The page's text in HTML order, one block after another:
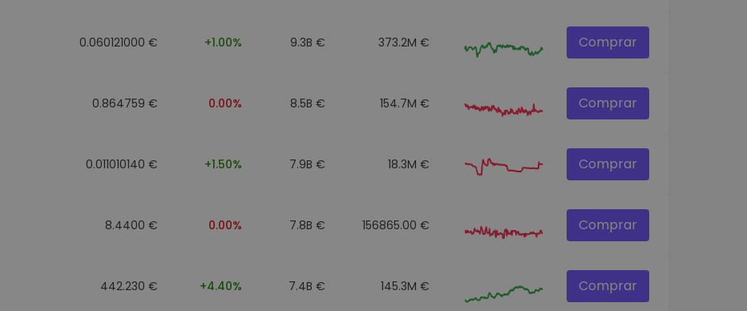
0.060121000 € +1.00% 9.3B € 373.2M € Comprar
0.864759 € 0.00% 8.5B € 154.7M € Comprar
0.011010140 € +1.50% 7.9B € 18.3M € Comprar
8.4400 € 0.00% 7.8B € 156865.00 € Comprar
442.230 € +4.40% 7.4B € 145.3M € Comprar